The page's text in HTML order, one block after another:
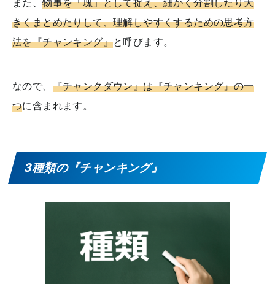
きくまとめたりして、理解しやすくするための思考方
法を『チャンキング』と呼びます。
なので、 『チャンクダウン』は『チャンキング』の一
つに含まれます。
3種類の『チャンキング』